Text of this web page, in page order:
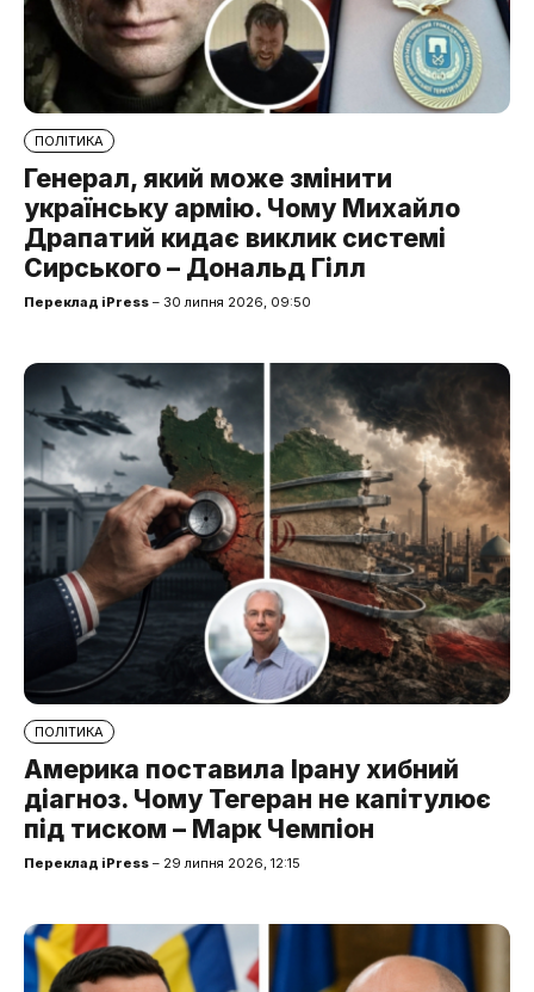
ПОЛІТИКА
Генерал, який може змінити
українську армію. Чому Михайло
Драпатий кидає виклик системі
Сирського – Дональд Гілл
Переклад iPress – 30 липня 2026, 09:50
ПОЛІТИКА
Америка поставила Ірану хибний
діагноз. Чому Тегеран не капітулює
під тиском – Марк Чемпіон
Переклад iPress – 29 липня 2026, 12:15